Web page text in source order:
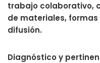
trabajo colaborativo,
de materiales,
difusión.
Diagnóstico y